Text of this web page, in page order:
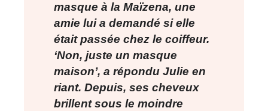
masque à la Maïzena, une
amie lui a demandé si elle
était passée chez le coiffeur.
‘Non, juste un masque
maison’, a répondu Julie en
riant. Depuis, ses cheveux
brillent sous le moindre